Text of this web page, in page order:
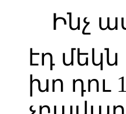
Ինչ
էդ մեկն
խո դու